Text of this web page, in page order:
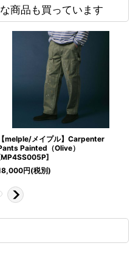
商品も買っています
【melple/メイプル】Carpenter
Painted（Olive）
MP4SS005P]
円(税別)